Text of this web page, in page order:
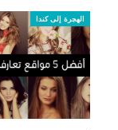
الهجرة إلى كندا